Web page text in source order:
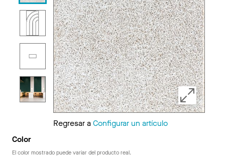
Regresar aConfigurar un artículo
Color
El color mostrado puede variar del producto real.